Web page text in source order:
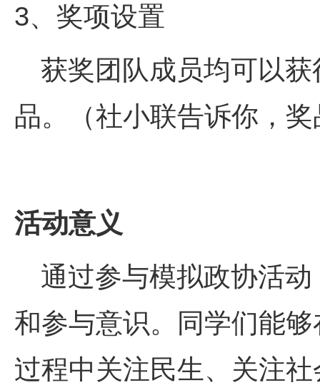
3、奖项设置
获奖团队成员均可以
品。（社小联告诉你，
活动意义
通过参与模拟政协活
和参与意识。同学们能
过程中关注民生、关注